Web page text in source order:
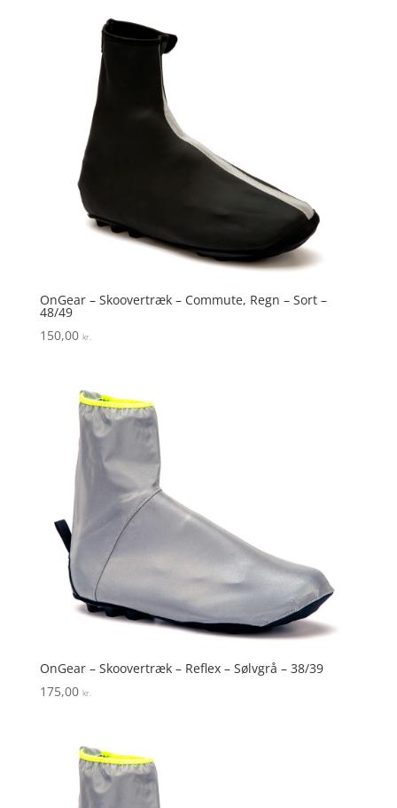
OnGear – Skoovertræk – Commute, Regn – Sort –
48/49
150,00 kr.
OnGear – Skoovertræk – Reflex – Sølvgrå – 38/39
175,00 kr.